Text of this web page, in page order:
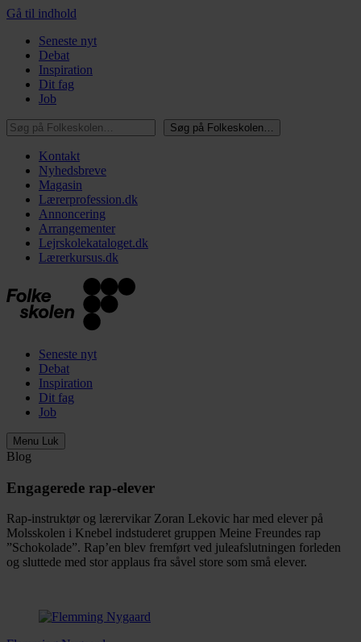
Gå til indhold
Seneste nyt
Debat
Inspiration
Dit fag
Job
Søg på Folkeskolen…
Søg på Folkeskolen…
Kontakt
Nyhedsbreve
Magasin
Lærerprofession.dk
Annoncering
Arrangementer
Lejrskolekataloget.dk
Lærerkursus.dk
Seneste nyt
Debat
Inspiration
Dit fag
Job
Menu Luk
Blog
Engagerede rap-elever
Rap-instruktør og lærervikar Zoran Lekovic har med elever på
Molsskolen i Knebel indstuderet gruppen Meine Freundes rap
”Schokolade”. Rap’en blev fremført ved juleafslutningen forleden
og sluttede med stor applaus fra såvel store som små elever.